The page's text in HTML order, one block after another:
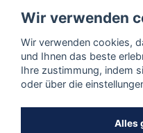
VISA/
EXPRESS
Folgen Sie uns
Wir verwenden
Wir verwenden cookies,
und Ihnen das beste
Ihre zustimmung, indem
oder über die
Alles